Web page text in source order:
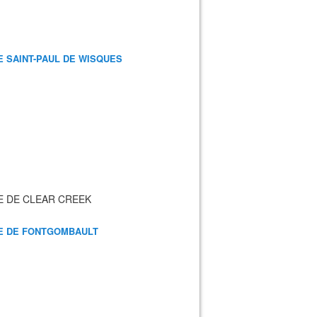
SAINT-PAUL DE WISQUES
DE CLEAR CREEK
DE FONTGOMBAULT